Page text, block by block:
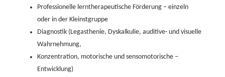
Professionelle lerntherapeutische Förderung – einzeln
oder in der Kleinstgruppe
Diagnostik (Legasthenie, Dyskalkulie, auditive- und visuelle
Wahrnehmung,
Konzentration, motorische und sensomotorische –
Entwicklung)